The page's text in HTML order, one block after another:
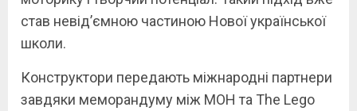
став невід’ємною частиною Нової української
школи.
Конструктори передають міжнародні партнери
завдяки меморандуму між МОН та The Lego